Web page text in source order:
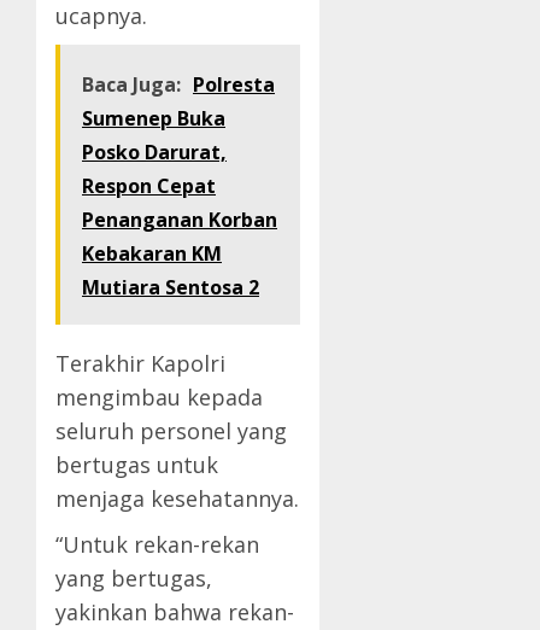
ucapnya.
Baca Juga: Polresta
Sumenep Buka
Posko Darurat,
Respon Cepat
Penanganan Korban
Kebakaran KM
Mutiara Sentosa 2
Terakhir Kapolri
mengimbau kepada
seluruh personel yang
bertugas untuk
menjaga kesehatannya.
“Untuk rekan-rekan
yang bertugas,
yakinkan bahwa rekan-